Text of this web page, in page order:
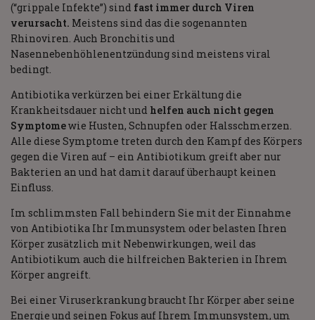
(“grippale Infekte”) sind fast immer durch Viren
verursacht. Meistens sind das die sogenannten
Rhinoviren. Auch Bronchitis und
Nasennebenhöhlenentzündung sind meistens viral
bedingt.
Antibiotika verkürzen bei einer Erkältung die
Krankheitsdauer nicht und helfen auch nicht gegen
Symptomewie Husten, Schnupfen oder Halsschmerzen.
Alle diese Symptome treten durch den Kampf des Körpers
gegen die Viren auf – ein Antibiotikum greift aber nur
Bakterien an und hat damit darauf überhaupt keinen
Einfluss.
Im schlimmsten Fall behindern Sie mit der Einnahme
von Antibiotika Ihr Immunsystem oder belasten Ihren
Körper zusätzlich mit Nebenwirkungen, weil das
Antibiotikum auch die hilfreichen Bakterien in Ihrem
Körper angreift.
Bei einer Viruserkrankung braucht Ihr Körper aber seine
Energie und seinen Fokus auf Ihrem Immunsystem, um